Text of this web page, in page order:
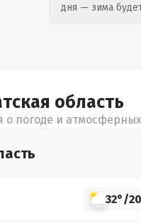
дня — зима
область
погоде и атмосферных
32°/